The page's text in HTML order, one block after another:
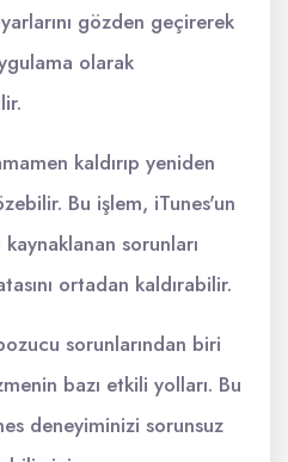
gözden geçirerek
olarak
kaldırıp yeniden
Bu işlem, iTunes'un
sorunları
ortadan kaldırabilir.
sorunlarından biri
bazı etkili yolları. Bu
deneyiminizi sorunsuz